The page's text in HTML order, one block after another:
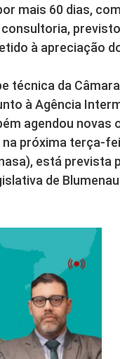
mais 60 dias,
à apreciação
técnica da
à Agência
agendou novas
próxima terça-
está prevista
de